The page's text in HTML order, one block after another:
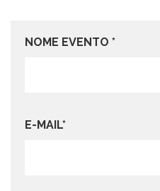
NOME EVENTO *
E-MAIL*